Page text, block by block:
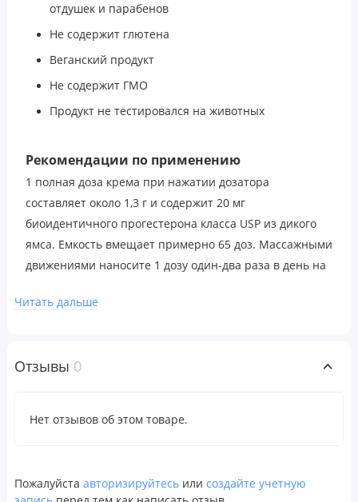
отдушек и парабенов
Не содержит глютена
Веганский продукт
Не содержит ГМО
Продукт не тестировался на животных
Рекомендации по применению
1 полная доза крема при нажатии дозатора
составляет около 1,3 г и содержит 20 мг
биоидентичного прогестерона класса USP из дикого
ямса. Емкость вмещает примерно 65 доз. Массажными
движениями наносите 1 дозу один-два раза в день на
внутренняя сторона рук или бедер, горло, живот или
дня менструации, сделать перерыв и повторить.
повторить. Это только общие рекомендации, которые,
Читать дальше
Отзывы 0
Нет отзывов об этом товаре.
Пожалуйста авторизируйтесь или создайте учетную